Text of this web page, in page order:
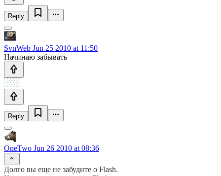
Reply
SvnWeb Jun 25 2010 at 11:50
Начинаю забывать
Reply
OneTwo Jun 26 2010 at 08:36
Долго вы еще не забудите о Flash.